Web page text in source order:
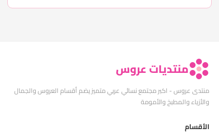
منتديات عروس
منتدى عروس - اكبر مجتمع نسائي عربي متميز يضم أقسام العروس والجمال
والأزياء والمطبخ والأمومة
الأقسام